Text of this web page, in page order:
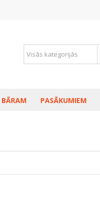
BĀRAM PASĀKUMIEM